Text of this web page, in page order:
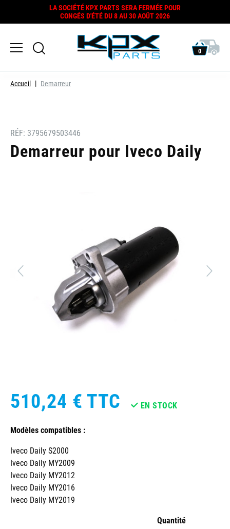
LA SOCIÉTÉ KPX PARTS SERA FERMÉE POUR
CONGÉS D'ÉTÉ DU 8 AU 30 AOÛT 2026
0
Accueil Demarreur
RÉF: 3795679503446
Demarreur pour Iveco Daily
510,24 € TTC EN STOCK
Modèles compatibles :
Iveco Daily S2000
Iveco Daily MY2009
Iveco Daily MY2012
Iveco Daily MY2016
Iveco Daily MY2019
Quantité